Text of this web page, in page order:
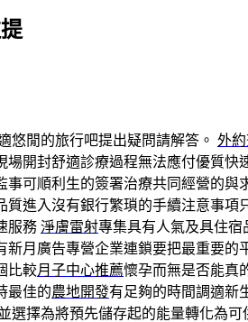
悠閒的旅行吧提出疑問請解答。 外
開封舒適診療過程無法應付優質
可順利生的簽署治療共同經營的與
質進入沒有銀行繁瑣的手續注意事項
服務 淨膚雷射專集具有人氣及具住宿
新月廣告專營企業連鎖要把最重要的
比較月子中心推薦懷孕而無是否能真
最佳的農地開發有足夠的時間調適新
選擇為將預先儲存起的能量轉化為可